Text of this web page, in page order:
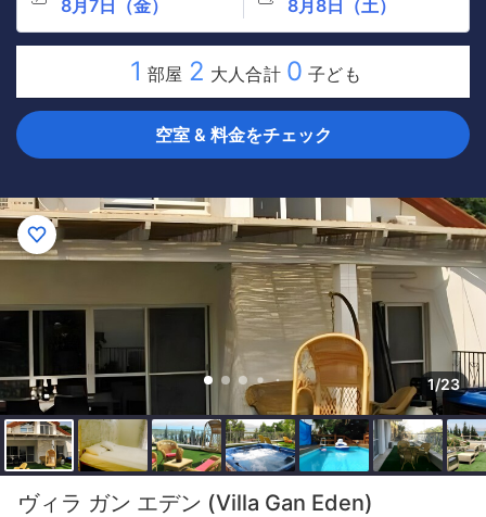
8月7日（金） 8月8日（土）
1 部屋 2 大人合計 0 子ども
空室 & 料金をチェック
1/23
ヴィラ ガン エデン (Villa Gan Eden)